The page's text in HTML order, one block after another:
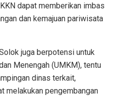
dapat memberikan imbas
dan kemajuan pariwisata
juga berpotensi untuk
Menengah (UMKM), tentu
dinas terkait,
melakukan pengembangan